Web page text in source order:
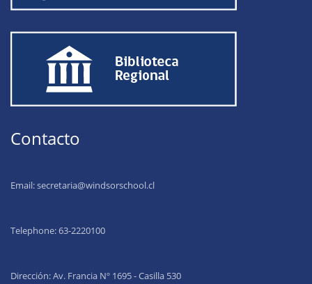
Contacto
Email:secretaria@windsorschool.cl
Telephone: 63-2220100
Dirección: Av. Francia Nº 1695 - Casilla 530